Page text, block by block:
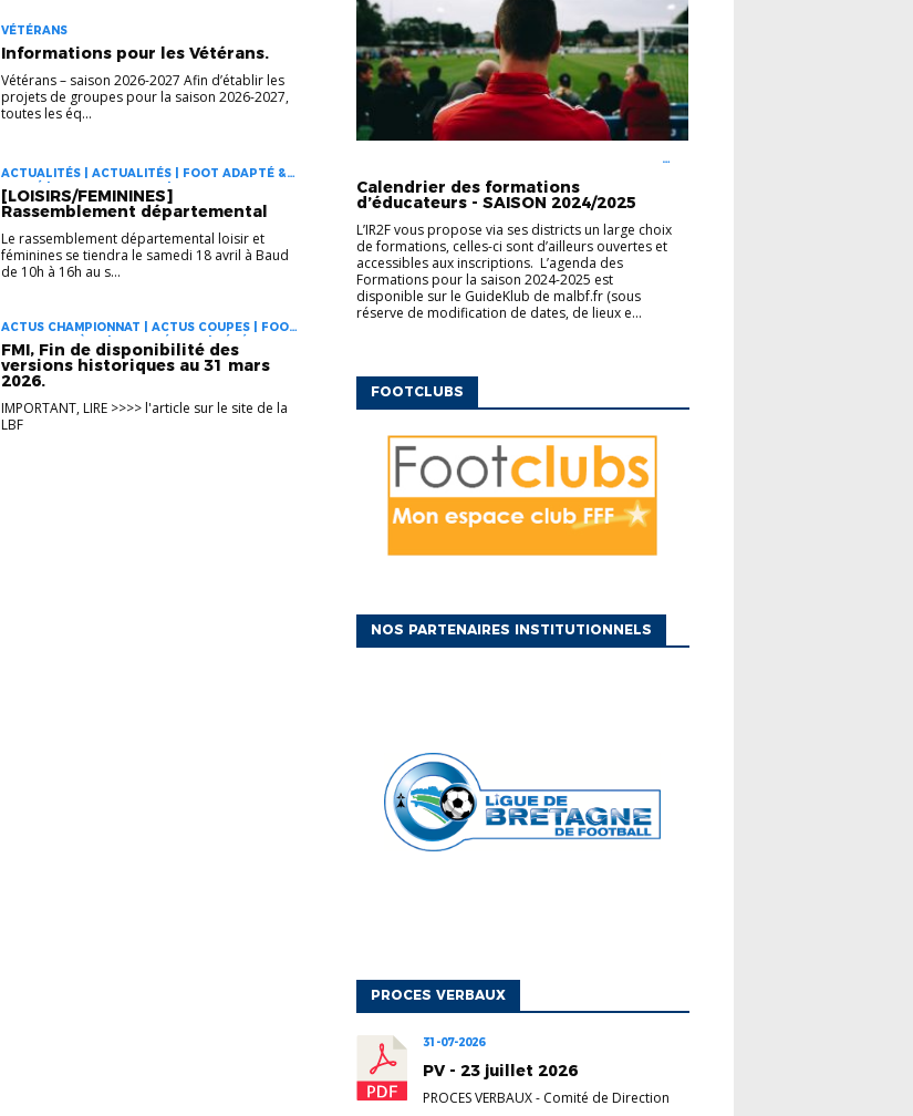
VÉTÉRANS
Informations pour les Vétérans.
Vétérans – saison 2026-2027 Afin d’établir les
projets de groupes pour la saison 2026-2027,
toutes les éq...
ACTUALITÉS | ACTUALITÉS | FOOT ADAPTÉ &
SANTÉ | FOOT ANIMATION | FOOT EN
MARCHANT | FOOT FÉMININ | PRATIQUES
DIVERSIFIÉES | RASSEMBLEMENTS
[LOISIRS/FEMININES]
Rassemblement départemental
Le rassemblement départemental loisir et
féminines se tiendra le samedi 18 avril à Baud
de 10h à 16h au s...
ACTUS CHAMPIONNAT | ACTUS COUPES | FOOT
DES JEUNES À 11 | FOOT FÉMININ | VÉTÉRANS
FMI, Fin de disponibilité des
versions historiques au 31 mars
2026.
IMPORTANT, LIRE >>>> l'article sur le site de la
LBF
Calendrier des formations
d’éducateurs - SAISON 2024/2025
L’IR2F vous propose via ses districts un large choix
de formations, celles-ci sont d’ailleurs ouvertes et
accessibles aux inscriptions. L’agenda des
Formations pour la saison 2024-2025 est
disponible sur le GuideKlub de malbf.fr (sous
réserve de modification de dates, de lieux e...
FOOTCLUBS
NOS PARTENAIRES INSTITUTIONNELS
PROCES VERBAUX
31-07-2026
PV - 23 juillet 2026
PROCES VERBAUX- Comité de Direction